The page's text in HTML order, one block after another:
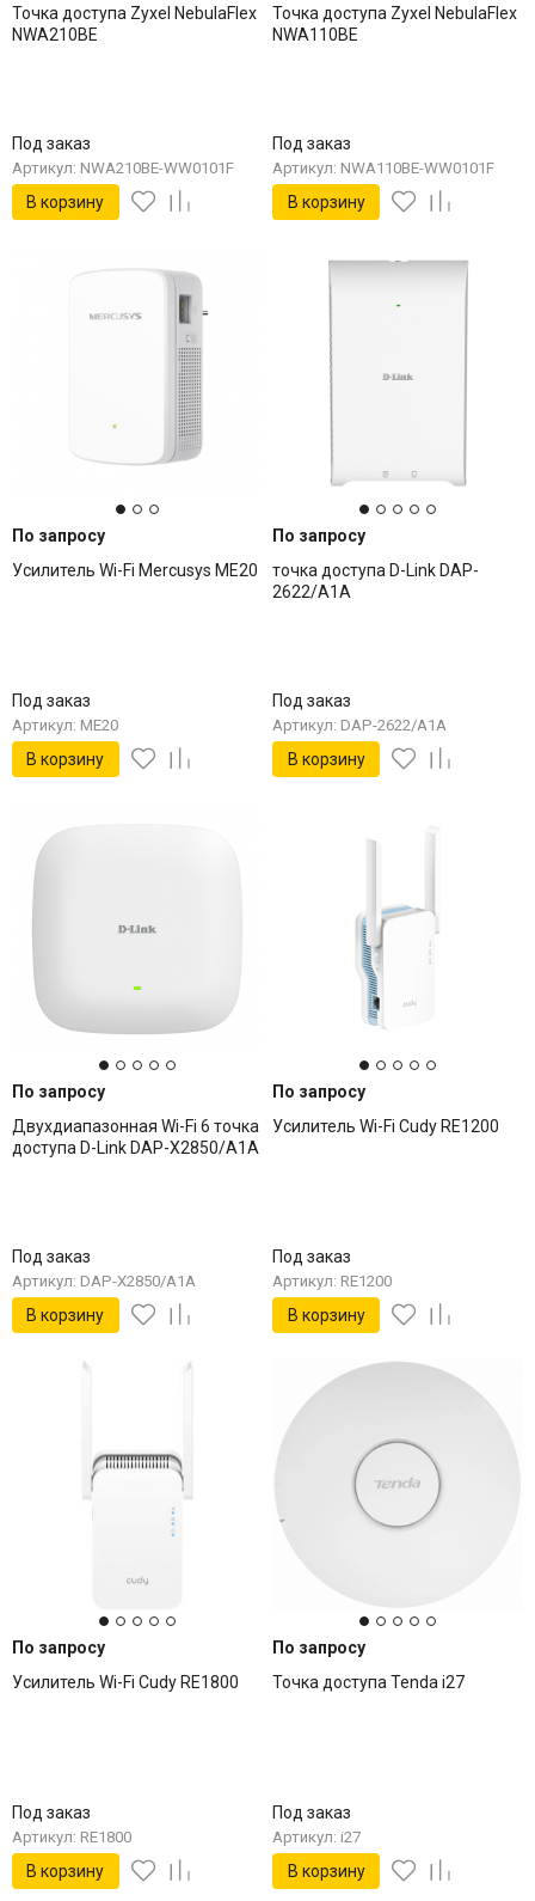
Точка доступа Zyxel NebulaFlex
NWA210BE
Под заказ
Артикул: NWA210BE-WW0101F
В корзину
Точка доступа Zyxel NebulaFlex
NWA110BE
Под заказ
Артикул: NWA110BE-WW0101F
В корзину
По запросу
Усилитель Wi-Fi Mercusys ME20
Под заказ
Артикул: ME20
В корзину
По запросу
точка доступа D-Link DAP-
2622/A1A
Под заказ
Артикул: DAP-2622/A1A
В корзину
По запросу
Двухдиапазонная Wi-Fi 6 точка
доступа D-Link DAP-X2850/A1A
Под заказ
Артикул: DAP-X2850/A1A
В корзину
По запросу
Усилитель Wi-Fi Cudy RE1200
Под заказ
Артикул: RE1200
В корзину
По запросу
Усилитель Wi-Fi Cudy RE1800
Под заказ
Артикул: RE1800
В корзину
По запросу
Точка доступа Tenda i27
Под заказ
Артикул: i27
В корзину